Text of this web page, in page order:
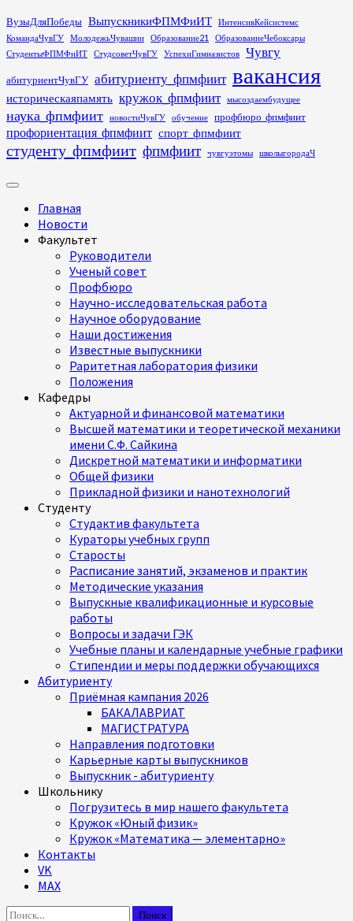
Перейти
к
содержимому
ВузыДляПобеды ВыпускникиФПМФиИТ
ИнтенсивКейсистемс
КомандаЧувГУ
МолодежьЧувашии Образование21
ОбразованиеЧебоксары
СтудентыФПМФиИТ
СтудсоветЧувГУ УспехиГимназистов Чувгу
абитуриентЧувГУ абитуриенту_фпмфиит вакансия
историческаяпамять кружок_фпмфиит мысоздаембудущее
наука_фпмфиит новостиЧувГУ обучение профбюро_фпмфиит
профориентация_фпмфиит спорт_фпмфиит
студенту_фпмфиит фпмфиит чувгуэтомы школыгородаЧ
Основное
Главная
Новости
Факультет
Руководители
Ученый совет
Профбюро
Научно-исследовательская работа
Научное оборудование
Наши достижения
Известные выпускники
Раритетная лаборатория физики
Положения
Кафедры
Актуарной и финансовой математики
Высшей математики и теоретической механики
имени С.Ф. Сайкина
Дискретной математики и информатики
Общей физики
Прикладной физики и нанотехнологий
Студенту
Студактив факультета
Кураторы учебных групп
Старосты
Расписание занятий, экзаменов и практик
Методические указания
Выпускные квалификационные и курсовые
работы
Вопросы и задачи ГЭК
Учебные планы и календарные учебные графики
Стипендии и меры поддержки обучающихся
Абитуриенту
Приёмная кампания 2026
БАКАЛАВРИАТ
МАГИСТРАТУРА
Направления подготовки
Карьерные карты выпускников
Выпускник - абитуриенту
Школьнику
Погрузитесь в мир нашего факультета
Кружок «Юный физик»
Кружок «Математика — элементарно»
Контакты
VK
MAX
Найти: